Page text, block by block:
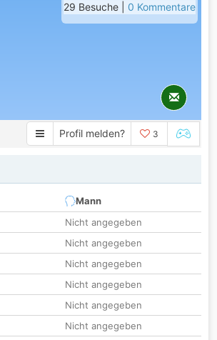
29 Besuche | 0 Kommentare
Profil melden? 3
Mann
Nicht angegeben
Nicht angegeben
Nicht angegeben
Nicht angegeben
Nicht angegeben
Nicht angegeben